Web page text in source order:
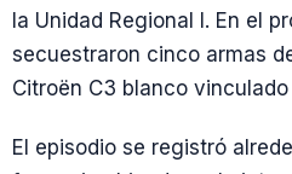
la Unidad Regional I. En el
secuestraron cinco armas
Citroën C3 blanco
El episodio se registró